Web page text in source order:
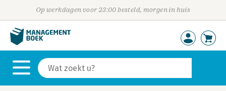
Op werkdagen voor 23:00 besteld, morgen in huis